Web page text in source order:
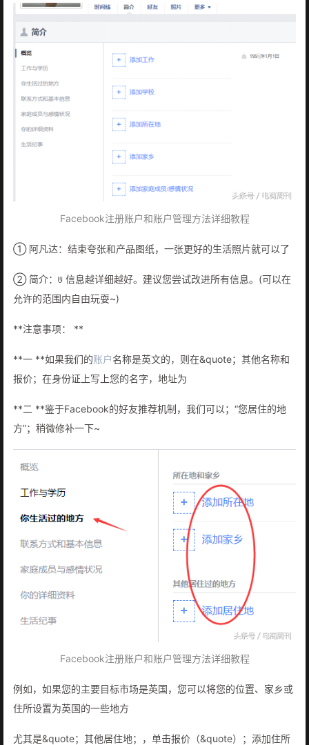
Facebook注册账户和账户管理方法详细教程
① 阿凡达：结束夸张和产品图纸，一张更好的生活照片就可以了
② 简介：𞓜 信息越详细越好。建议您尝试改进所有信息。(可以在
允许的范围内自由玩耍~)
**注意事项： **
**一 **如果我们的账户名称是英文的，则在&quote；其他名称和
报价；在身份证上写上您的名字，地址为
**二 **鉴于Facebook的好友推荐机制，我们可以；“您居住的地
方”；稍微修补一下~
Facebook注册账户和账户管理方法详细教程
例如，如果您的主要目标市场是英国，您可以将您的位置、家乡或
住所设置为英国的一些地方
尤其是&quote；其他居住地；，单击报价（&quote）；添加住所